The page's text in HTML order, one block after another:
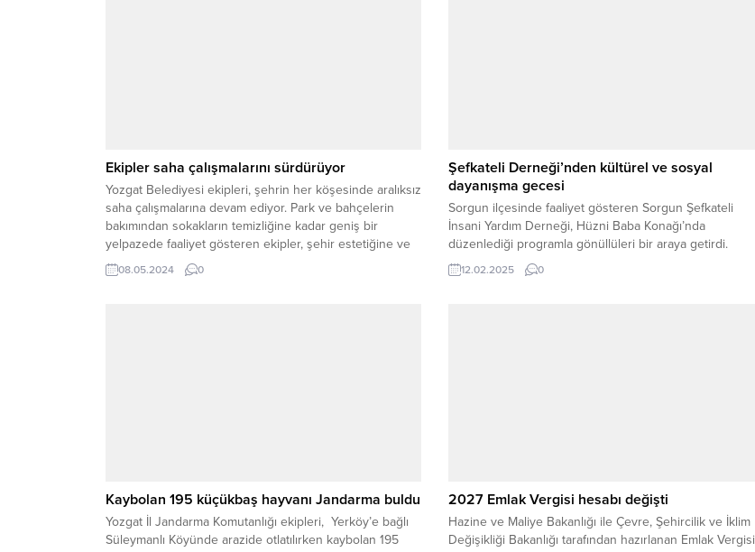
Ekipler saha çalışmalarını sürdürüyor
Yozgat Belediyesi ekipleri, şehrin her köşesinde aralıksız
saha çalışmalarına devam ediyor. Park ve bahçelerin
bakımından sokakların temizliğine kadar geniş bir
yelpazede faaliyet gösteren ekipler, şehir estetiğine ve
yaşam kalitesine katkı sağlıyor.
08.05.2024 0
Şefkateli Derneği’nden kültürel ve sosyal
dayanışma gecesi
Sorgun ilçesinde faaliyet gösteren Sorgun Şefkateli
İnsani Yardım Derneği, Hüzni Baba Konağı’nda
düzenlediği programla gönüllüleri bir araya getirdi.
Arabaşı ikramının yapıldığı etkinlikte, birlik ve beraberlik
vurgusu ön plana çıktı. Programda konuşan Sorgun
12.02.2025 0
Kaybolan 195 küçükbaş hayvanı Jandarma buldu
Yozgat İl Jandarma Komutanlığı ekipleri, Yerköy’e bağlı
Süleymanlı Köyünde arazide otlatılırken kaybolan 195
2027 Emlak Vergisi hesabı değişti
Hazine ve Maliye Bakanlığı ile Çevre, Şehircilik ve İklim
Değişikliği Bakanlığı tarafından hazırlanan Emlak Vergisi